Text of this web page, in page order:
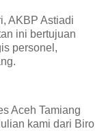
AKBP Astiadi
ini bertujuan
personel,
Aceh Tamiang
kami dari Biro